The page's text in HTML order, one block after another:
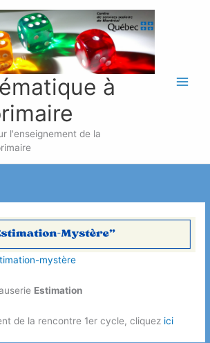
à
l'enseignement de la
mystère
Estimation
de la rencontre 1er cycle, cliquez ici